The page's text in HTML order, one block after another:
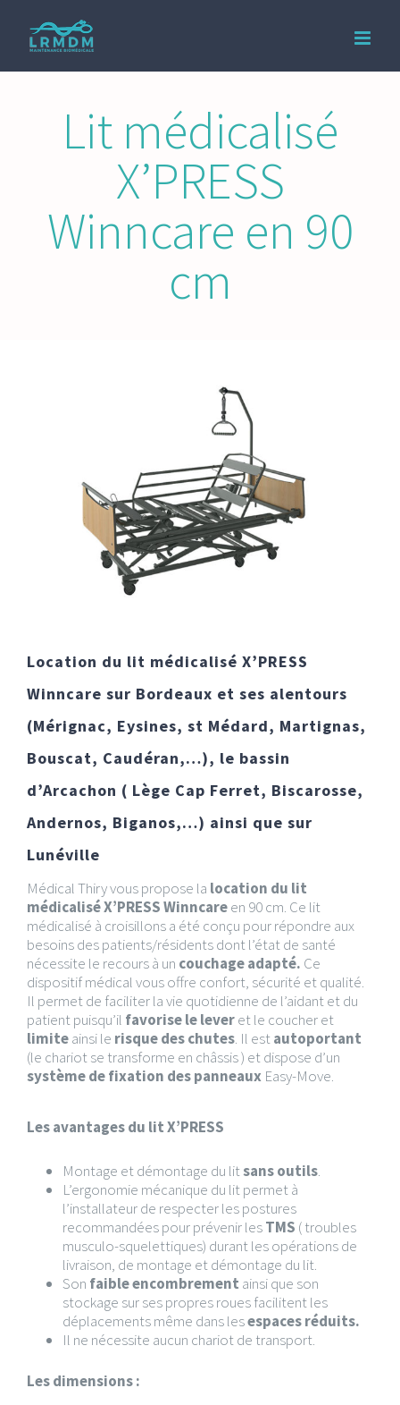
contenu
Lit médicalisé
X’PRESS
Winncare en 90
cm
Location du lit médicalisé X’PRESS
Winncare sur Bordeaux et ses alentours
(Mérignac, Eysines, st Médard, Martignas,
Bouscat, Caudéran,…), le bassin
d’Arcachon ( Lège Cap Ferret, Biscarosse,
Andernos, Biganos,…) ainsi que sur
Lunéville
Médical Thiry vous propose la location du lit
médicalisé X’PRESS Winncareen 90 cm. Ce lit
médicalisé à croisillonsa été conçu pour répondre aux
besoins des patients/résidents dont l’état de santé
nécessite le recours à un couchage adapté. Ce
dispositif médical vous offre confort, sécurité et qualité.
Il permet de faciliter la vie quotidienne de l’aidant et du
patient puisqu’il favorise le leveret le coucher et
limiteainsi le risque des chutes. Il estautoportant
(le chariot se transforme en châssis ) et dispose d’un
système de fixation des panneauxEasy-Move.
Les avantages du lit X’PRESS
Montage et démontage du litsans outils.
L’ergonomie mécanique du lit permet à
l’installateur de respecter les postures
recommandées pour prévenir lesTMS ( troubles
musculo-squelettiques) durant les opérations de
livraison, de montage etdémontage du lit.
Son faible encombrement ainsi que son
stockage sur sespropres roues facilitent les
déplacementsmême dans lesespaces réduits.
Il ne nécessite aucun chariot de transport.
Les dimensions :